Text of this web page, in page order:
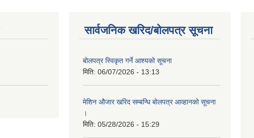
सार्वजनिक खरिद/बोलपत्र सूचना
बोलपत्र स्विकृत गर्ने आश्यको सूचना
मिति: 06/07/2026 - 13:13
मेशिन औजार खरिद सम्बन्धि बोलपत्र आव्हानको सूचना
।
मिति: 05/28/2026 - 15:29